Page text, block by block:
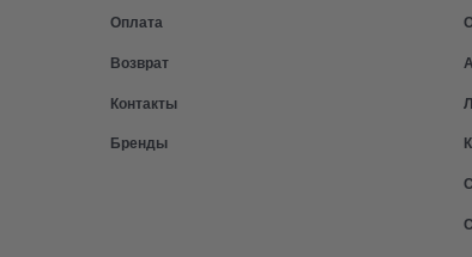
Оплата
Возврат
Контакты
Бренды